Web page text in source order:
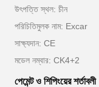
উৎপত্তি স্থল: চীন
পরিচিতিমুলক নাম: Excar
সাক্ষ্যদান: CE
মডেল নম্বার: CK4+2
পেমেন্ট ও শিপিংয়ের শর্তাবলী